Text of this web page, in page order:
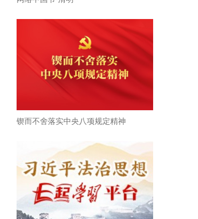
锲而不舍落实中央八项规定精神